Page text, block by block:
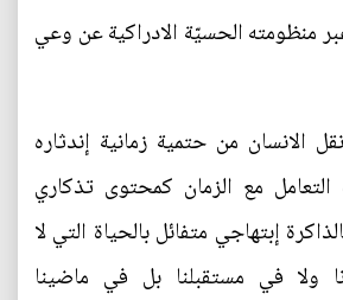
منظومته الحسيّة الادراكية عن وعي
الانسان من حتمية زمانية إندثاره
التعامل مع الزمان كمحتوى تذكاري
إبتهاجي متفائل بالحياة التي لا
ولا في مستقبلنا بل في ماضينا